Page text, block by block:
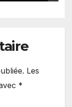
Les
*